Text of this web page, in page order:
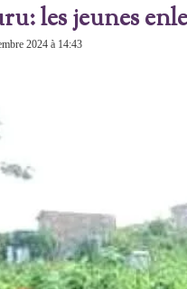
les jeunes
2024 à 14:43